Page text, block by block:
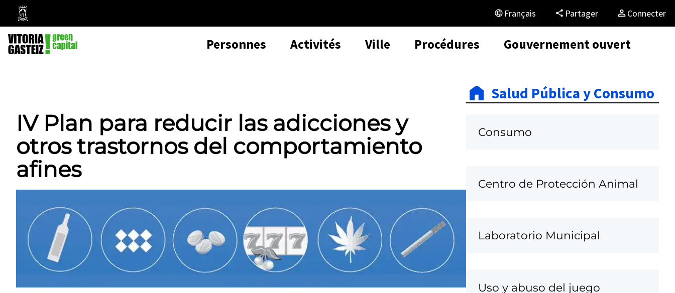
Mairie
de
Vitoria-
Gasteiz
Français Partager Connecter
Personnes Activités Ville Procédures Gouvernement ouvert
IV Plan para reducir las adicciones y
otros trastornos del comportamiento
afines
Salud Pública y Consumo
Consumo
Centro de Protección Animal
Laboratorio Municipal
Uso y abuso del juego